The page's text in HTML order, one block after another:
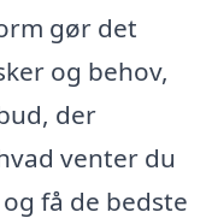
gør det
og behov,
der
venter du
få de bedste